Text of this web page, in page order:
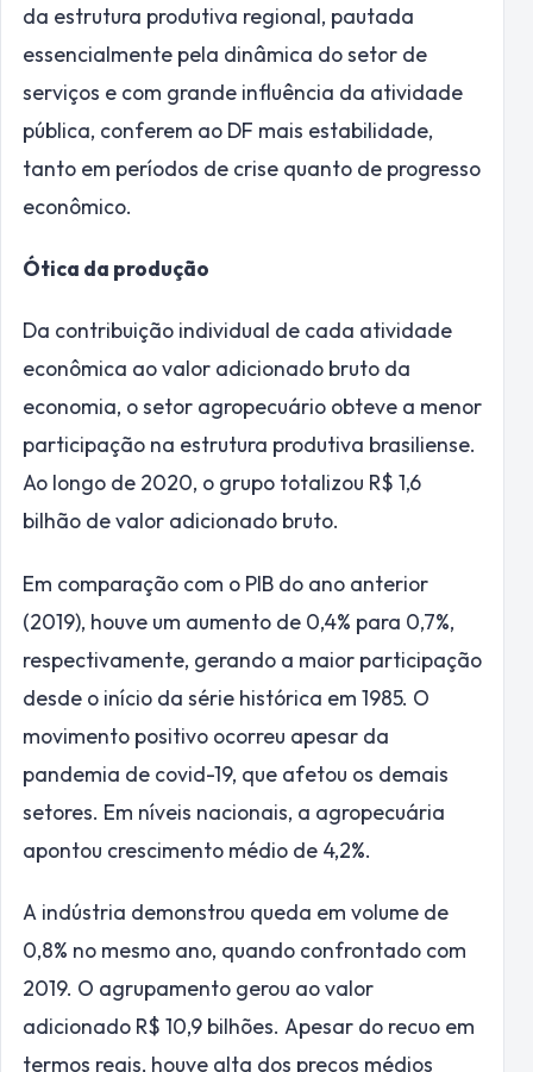
da estrutura produtiva regional, pautada
essencialmente pela dinâmica do setor de
serviços e com grande influência da atividade
pública, conferem ao DF mais estabilidade,
tanto em períodos de crise quanto de progresso
econômico.
Ótica da produção
Da contribuição individual de cada atividade
econômica ao valor adicionado bruto da
economia, o setor agropecuário obteve a menor
participação na estrutura produtiva brasiliense.
Ao longo de 2020, o grupo totalizou R$ 1,6
bilhão de valor adicionado bruto.
Em comparação com o PIB do ano anterior
(2019), houve um aumento de 0,4% para 0,7%,
respectivamente, gerando a maior participação
desde o início da série histórica em 1985. O
movimento positivo ocorreu apesar da
pandemia de covid-19, que afetou os demais
setores. Em níveis nacionais, a agropecuária
apontou crescimento médio de 4,2%.
A indústria demonstrou queda em volume de
0,8% no mesmo ano, quando confrontado com
2019. O agrupamento gerou ao valor
adicionado R$ 10,9 bilhões. Apesar do recuo em
termos reais, houve alta dos preços médios